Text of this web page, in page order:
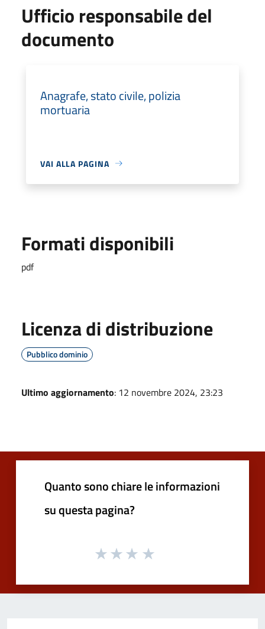
Ufficio responsabile del
documento
Anagrafe, stato civile, polizia
mortuaria
VAI ALLA PAGINA
Formati disponibili
pdf
Licenza di distribuzione
Pubblico dominio
Ultimo aggiornamento: 12 novembre 2024, 23:23
Quanto sono chiare le informazioni
su questa pagina?